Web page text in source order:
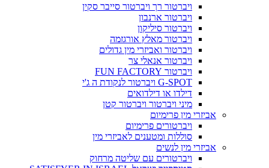
ויברטור רך ויברטור סייבר סקין
ויברטור ארנבון
ויברטור סיליקון
ויברטור מאלץ אורגזמה
ויברטור ואביזרי מין גדולים
ויברטור אנאלי צר
ויברטור FUN FACTORY
G-SPOT ויברטור לנקודת ה ג'י
דילדו או דילדואים
מיני ויברטור ויברטור קטן
אביזרי מין פרימיום
ויברטורים פרימיום
סוללות ומטענים לאביזרי מין
אביזרי מין לנשים
ויברטורים עם שליטה מרחוק